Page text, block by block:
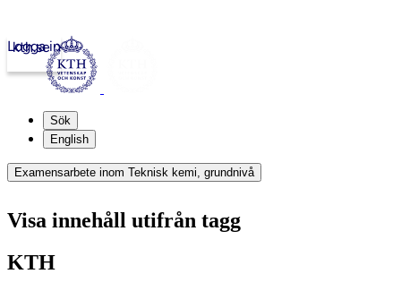
kth.se
Logga in
Sök
English
Examensarbete inom Teknisk kemi, grundnivå
Visa innehåll utifrån tagg
KTH